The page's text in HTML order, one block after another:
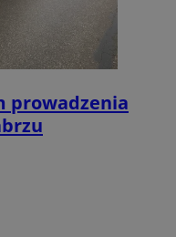
prowadzenia